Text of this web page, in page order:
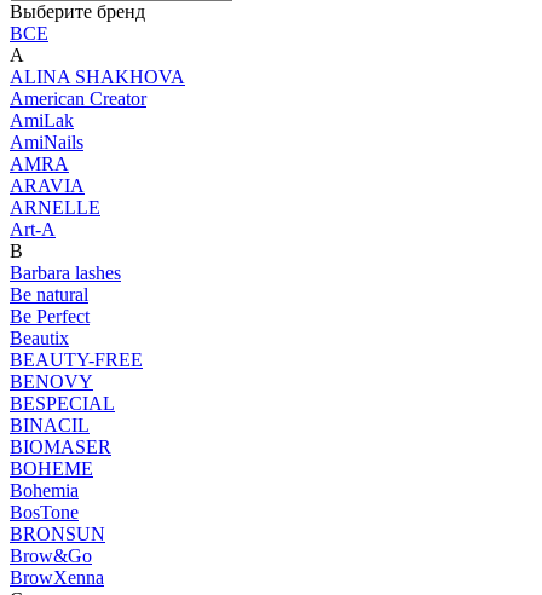
Выберите бренд
ВСЕ
A
ALINA SHAKHOVA
American Creator
AmiLak
AmiNails
AMRA
ARAVIA
ARNELLE
Art-A
B
Barbara lashes
Be natural
Be Perfect
Beautix
BEAUTY-FREE
BENOVY
BESPECIAL
BINACIL
BIOMASER
BOHEME
Bohemia
BosTone
BRONSUN
Brow&Go
BrowXenna